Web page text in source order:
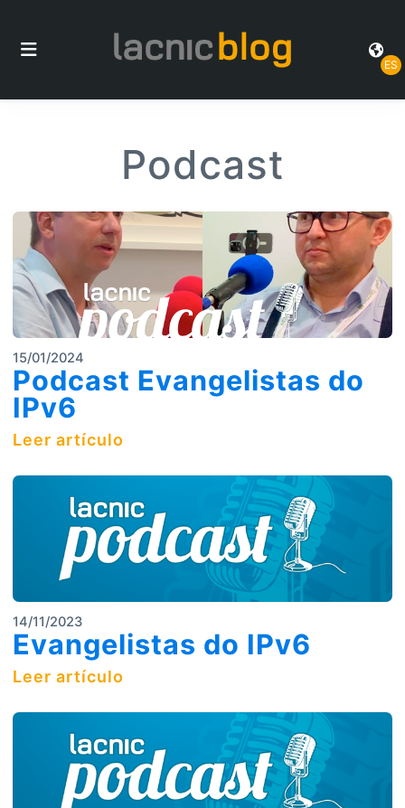
ES
Podcast
15/01/2024
Podcast Evangelistas do
IPv6
Leer artículo
14/11/2023
Evangelistas do IPv6
Leer artículo